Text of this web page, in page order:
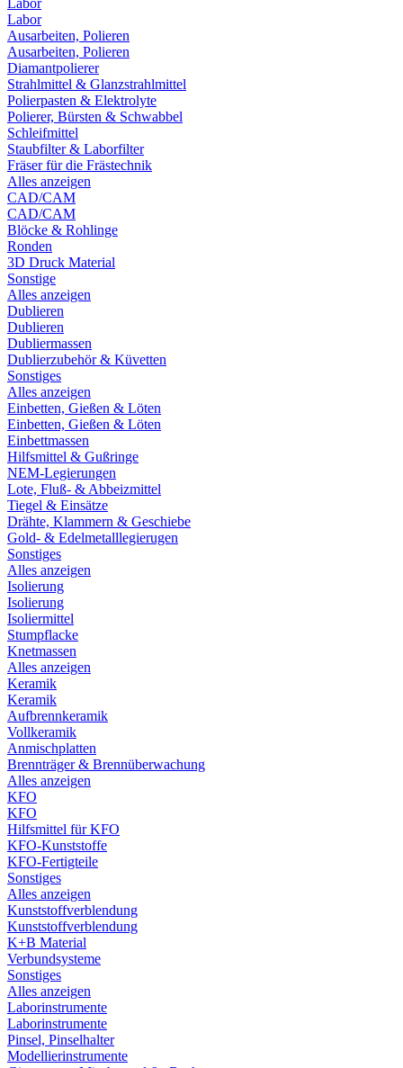
Labor
Labor
Ausarbeiten, Polieren
Ausarbeiten, Polieren
Diamantpolierer
Strahlmittel & Glanzstrahlmittel
Polierpasten & Elektrolyte
Polierer, Bürsten & Schwabbel
Schleifmittel
Staubfilter & Laborfilter
Fräser für die Frästechnik
Alles anzeigen
CAD/CAM
CAD/CAM
Blöcke & Rohlinge
Ronden
3D Druck Material
Sonstige
Alles anzeigen
Dublieren
Dublieren
Dubliermassen
Dublierzubehör & Küvetten
Sonstiges
Alles anzeigen
Einbetten, Gießen & Löten
Einbetten, Gießen & Löten
Einbettmassen
Hilfsmittel & Gußringe
NEM-Legierungen
Lote, Fluß- & Abbeizmittel
Tiegel & Einsätze
Drähte, Klammern & Geschiebe
Gold- & Edelmetalllegierugen
Sonstiges
Alles anzeigen
Isolierung
Isolierung
Isoliermittel
Stumpflacke
Knetmassen
Alles anzeigen
Keramik
Keramik
Aufbrennkeramik
Vollkeramik
Anmischplatten
Brennträger & Brennüberwachung
Alles anzeigen
KFO
KFO
Hilfsmittel für KFO
KFO-Kunststoffe
KFO-Fertigteile
Sonstiges
Alles anzeigen
Kunststoffverblendung
Kunststoffverblendung
K+B Material
Verbundsysteme
Sonstiges
Alles anzeigen
Laborinstrumente
Laborinstrumente
Pinsel, Pinselhalter
Modellierinstrumente